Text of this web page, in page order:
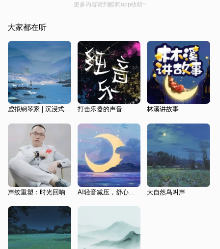
更多内容请到酷狗app收听~
大家都在听
虚拟钢琴家 | 沉浸式助眠轻音 打击乐器的声音 林溪讲故事
声纹重塑：时光回响 AI轻音减压，舒心入梦 大自然鸟叫声